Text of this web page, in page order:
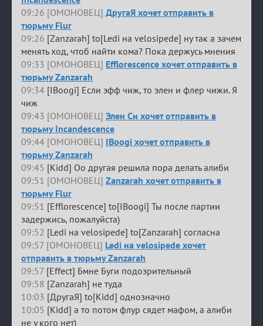
09:26 [ОМОНОВЕЦ] ДругаЯ хочет отправить в
тюрьму Flur
09:26 [Zanzarah] to[Ledi на velosipede] ну так а зачем
менять ход, чтоб найти кома? Пока держусь мнения
09:33 [ОМОНОВЕЦ] Efflorescence хочет отправить в
тюрьму Zanzarah
09:34 [IBoogi] Если эфф чиж, то элен и флер чижи. Я
чиж
09:43 [ОМОНОВЕЦ] Элен Си хочет отправить в
тюрьму Incandescence
09:44 [ОМОНОВЕЦ] IBoogi хочет отправить в
тюрьму Zanzarah
09:45 [Kidd] Оо другая решила пора делать алиби
09:51 [ОМОНОВЕЦ] Zanzarah хочет отправить в
тюрьму Flur
09:51 [Efflorescence] to[IBoogi] Ты после партии
задержись, пожалуйста)
09:52 [Ledi на velosipede] to[Zanzarah] согласна
09:57 [ОМОНОВЕЦ] Ledi на velosipede хочет
отправить в тюрьму Zanzarah
09:57 [Effect] Бмне Буги подозрительный
09:58 [Zanzarah] не туда
10:03 [ДругаЯ] to[Kidd] однозначно
10:05 [Kidd] а то потом флур сядет мафом, а алиби
не у кого нет)